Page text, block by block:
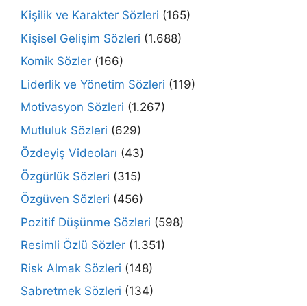
Kişilik ve Karakter Sözleri (165)
Kişisel Gelişim Sözleri (1.688)
Komik Sözler (166)
Liderlik ve Yönetim Sözleri (119)
Motivasyon Sözleri (1.267)
Mutluluk Sözleri (629)
Özdeyiş Videoları (43)
Özgürlük Sözleri (315)
Özgüven Sözleri (456)
Pozitif Düşünme Sözleri (598)
Resimli Özlü Sözler (1.351)
Risk Almak Sözleri (148)
Sabretmek Sözleri (134)